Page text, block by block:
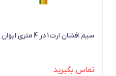
سیم افشان ارت 1 در 4 متری ایوان
تماس بگیرید